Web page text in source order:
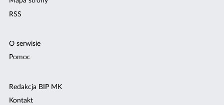
RSS
O serwisie
Pomoc
Redakcja BIP MK
Kontakt